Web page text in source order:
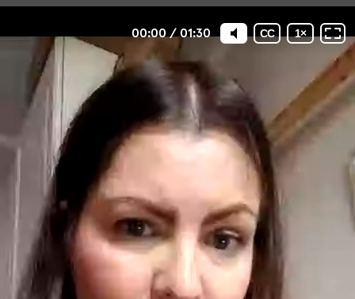
00:00 / 01:30 CC 1×